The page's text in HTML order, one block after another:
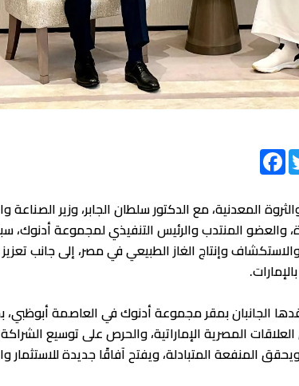
Facebook
المعدنية، مع الدكتور سلطان الجابر، وزير الصناعة
والعضو المنتدب والرئيس التنفيذي لمجموعة أدنوك،
وإنتاج الغاز الطبيعي في مصر، إلى جانب
الجانبان بمقر مجموعة أدنوك في العاصمة أبوظبي،
المصرية الإماراتية، والحرص على توسيع الشراكة
المنفعة المتبادلة، ويفتح آفاقًا جديدة للاستثمار